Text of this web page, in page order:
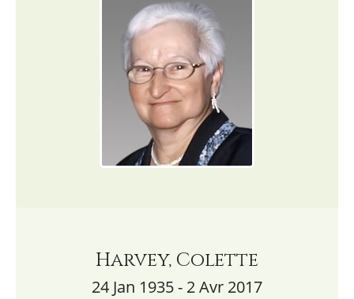
Harvey, Colette
24 Jan 1935 - 2 Avr 2017